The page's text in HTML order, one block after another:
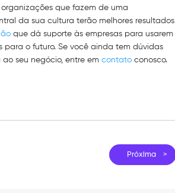
que fazem de uma
da sua cultura terão melhores resultados
que dá suporte às empresas para usarem
para o futuro. Se você ainda tem dúvidas
seu negócio, entre emcontato conosco.
Próxima >